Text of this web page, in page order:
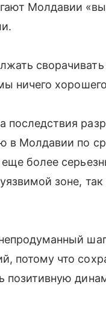
Молдавии
сворачивать
ничего
в Молдавии по
более
зоне,
потому что
позитивную